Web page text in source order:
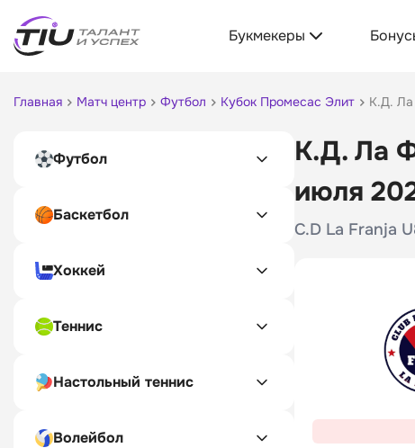
Букмекеры
Главная Матч центр Футбол Кубок Промесас Элит К.Д. Ла
Футбол
Баскетбол
Хоккей
Теннис
Настольный теннис
Волейбол
К.Д. Ла
июля
C.D La Franja